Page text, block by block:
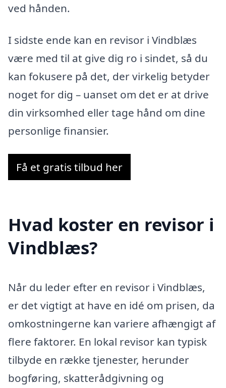
ved hånden.
I sidste ende kan en revisor i Vindblæs
være med til at give dig ro i sindet, så du
kan fokusere på det, der virkelig betyder
noget for dig – uanset om det er at drive
din virksomhed eller tage hånd om dine
personlige finansier.
Få et gratis tilbud her
Hvad koster en revisor i
Vindblæs?
Når du leder efter en revisor i Vindblæs,
er det vigtigt at have en idé om prisen, da
omkostningerne kan variere afhængigt af
flere faktorer. En lokal revisor kan typisk
tilbyde en række tjenester, herunder
bogføring, skatterådgivning og